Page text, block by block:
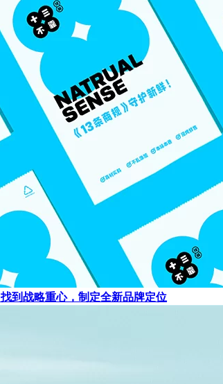
找到战略重心，制定全新品牌定位